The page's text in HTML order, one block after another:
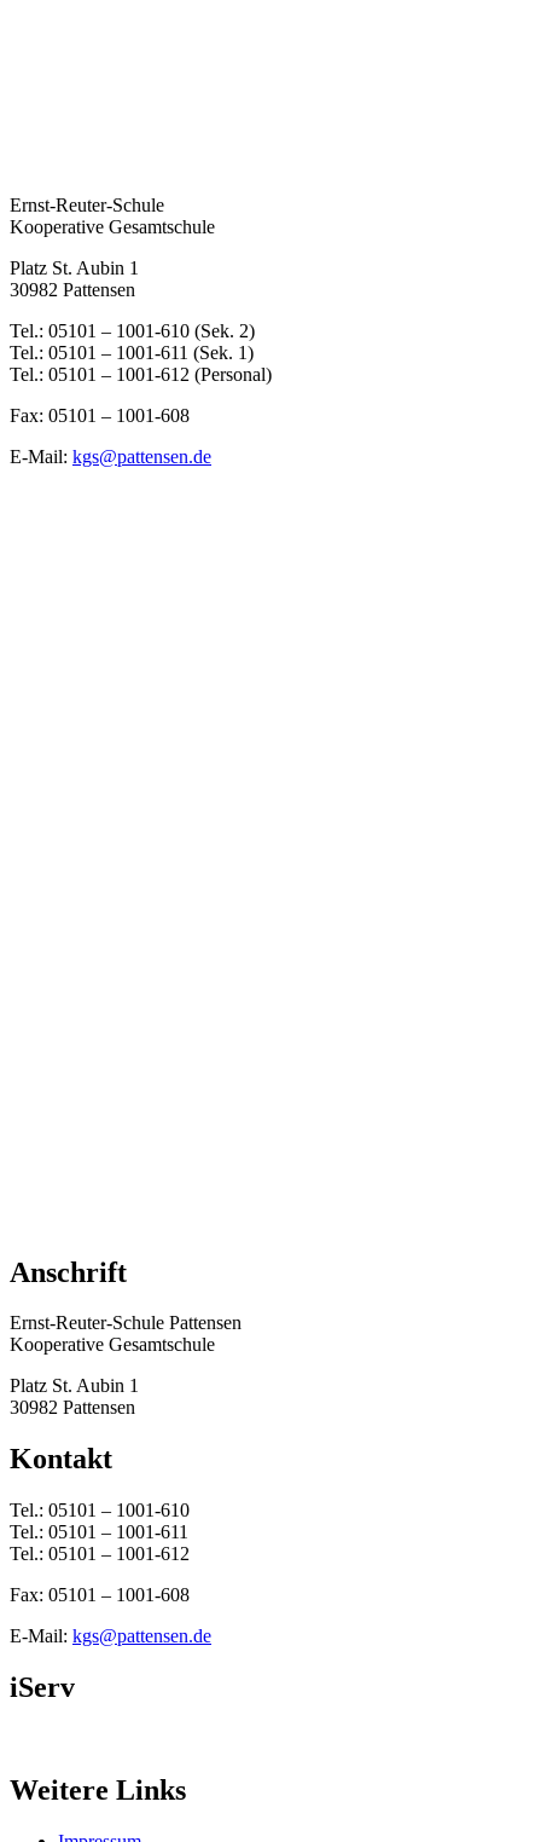
Ernst-Reuter-Schule
Kooperative Gesamtschule
Platz St. Aubin 1
30982 Pattensen
Tel.: 05101 – 1001-610 (Sek. 2)
Tel.: 05101 – 1001-611 (Sek. 1)
Tel.: 05101 – 1001-612 (Personal)
Fax: 05101 – 1001-608
E-Mail: kgs@pattensen.de
Anschrift
Ernst-Reuter-Schule Pattensen
Kooperative Gesamtschule
Platz St. Aubin 1
30982 Pattensen
Kontakt
Tel.: 05101 – 1001-610
Tel.: 05101 – 1001-611
Tel.: 05101 – 1001-612
Fax: 05101 – 1001-608
E-Mail: kgs@pattensen.de
iServ
Weitere Links